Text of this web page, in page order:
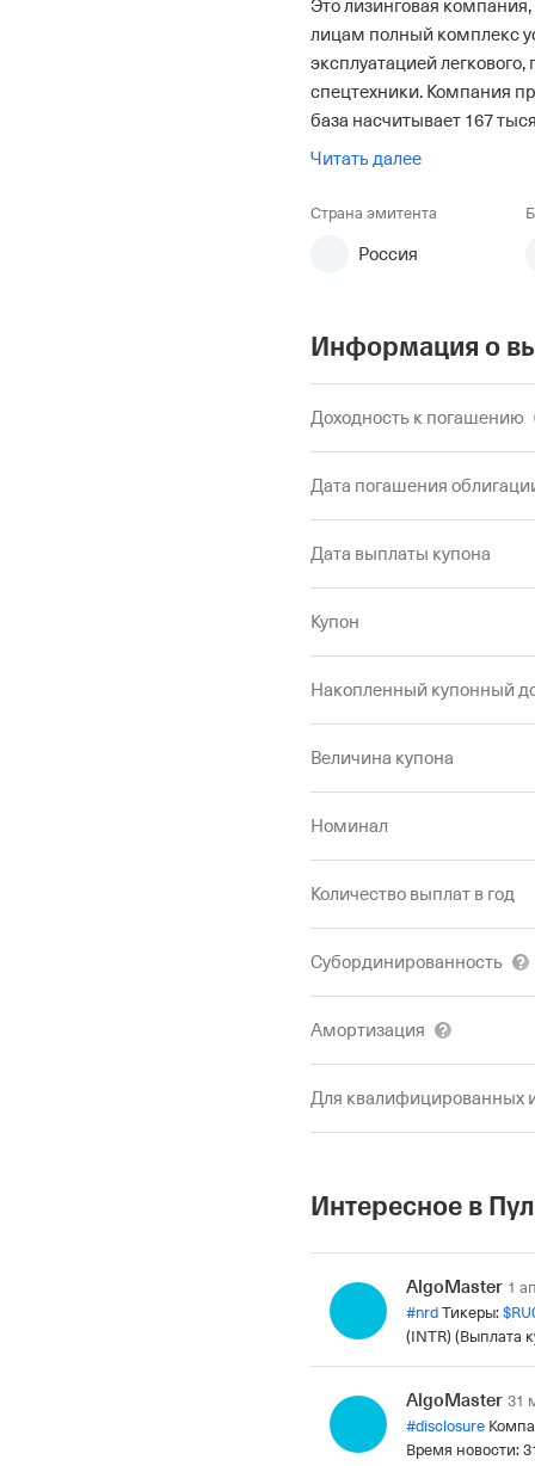
Это лизинговая
лицам полный комплекс
эксплуатацией
спецтехники. Компания
база насчитывает 167
обслуживаемых в 92
Читать далее
Страна эмитента
Россия
Информация о
Доходность к погашению
Дата погашения
Дата выплаты купона
Купон
Накопленный купонный
Величина купона
Номинал
Количество выплат в год
Субординированность
Амортизация
Для квалифицированных
Интересное в
AlgoMaster 1
#nrd Тикеры: $
(INTR) (Выплата
бумаги,
которые
также о размере
AlgoMaster 31
#disclosure
Время новости: